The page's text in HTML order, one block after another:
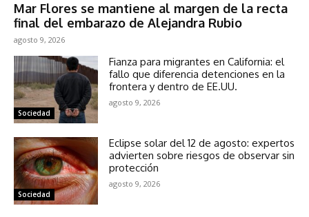
Mar Flores se mantiene al margen de la recta
final del embarazo de Alejandra Rubio
agosto 9, 2026
Sociedad
Fianza para migrantes en California: el
fallo que diferencia detenciones en la
frontera y dentro de EE.UU.
agosto 9, 2026
Sociedad
Eclipse solar del 12 de agosto: expertos
advierten sobre riesgos de observar sin
protección
agosto 9, 2026